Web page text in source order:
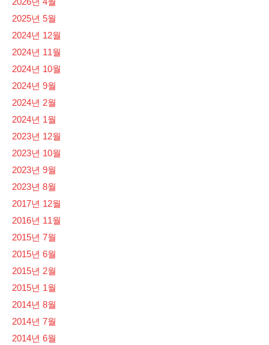
2025년 5월
2024년 12월
2024년 11월
2024년 10월
2024년 9월
2024년 2월
2024년 1월
2023년 12월
2023년 10월
2023년 9월
2023년 8월
2017년 12월
2016년 11월
2015년 7월
2015년 6월
2015년 2월
2015년 1월
2014년 8월
2014년 7월
2014년 6월